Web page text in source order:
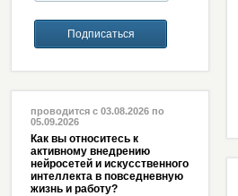
проводится с 03.08.2026 по
05.09.2026
Как вы относитесь к
активному внедрению
нейросетей и искусственного
интеллекта в повседневную
жизнь и работу?